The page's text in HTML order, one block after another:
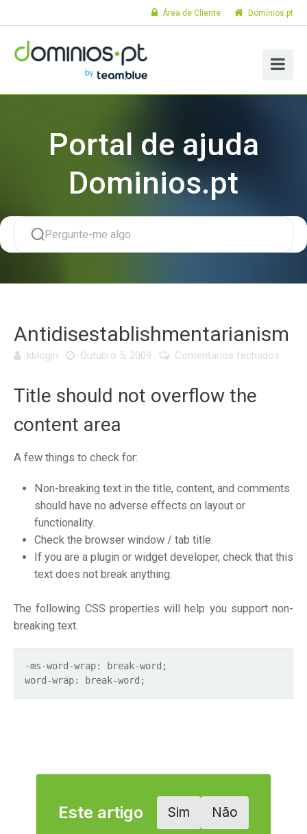
Domínios.pt
Área de Cliente
Portal de ajuda
Dominios.pt
Antidisestablishmentarianism
kblogin Outubro 5, 2009 Comentários fechados
Title should not overflow the
content area
A few things to check for:
Non-breaking text in the title, content, and comments
should have no adverse effects on layout or
functionality.
Check the browser window / tab title.
If you are a plugin or widget developer, check that this
text does not break anything.
The following CSS properties will help you support non-
breaking text.
-ms-word-wrap: break-word;
word-wrap: break-word;
Este artigo
Sim Não